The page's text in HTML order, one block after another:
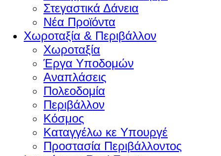
Στεγαστικά Δάνεια
Νέα Προϊόντα
Χωροταξία & Περιβάλλον
Χωροταξία
Έργα Υποδομών
Αναπλάσεις
Πολεοδομία
Περιβάλλον
Κόσμος
Καταγγέλω κε Υπουργέ
Προστασία Περιβάλλοντος